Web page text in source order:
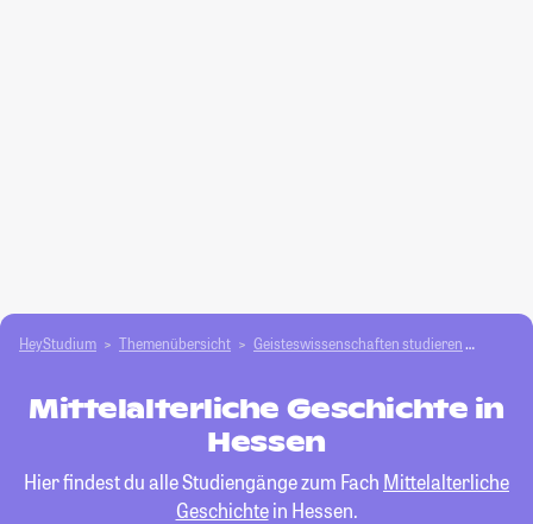
HeyStudium Themenübersicht Geisteswissenschaften studieren
Mittelalterliche Geschichte in
Hessen
Hier findest du alle Studiengänge zum Fach Mittelalterliche
Geschichtein Hessen.